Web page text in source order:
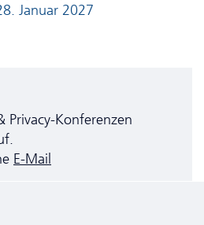
Januar 2027
Privacy-Konferenzen
E-Mail